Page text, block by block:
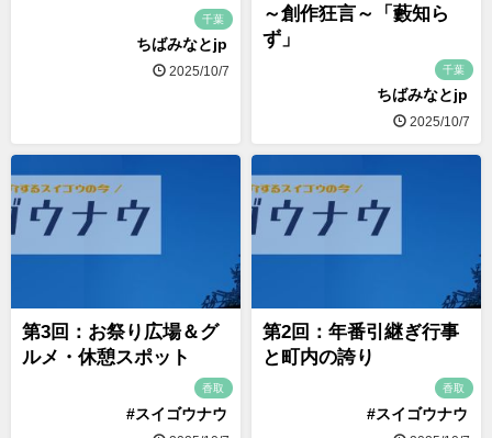
千葉
ちばみなとjp
2025/10/7
～創作狂言～「藪知ら
ず」
千葉
ちばみなとjp
2025/10/7
第3回：お祭り広場＆グ
ルメ・休憩スポット
香取
#スイゴウナウ
第2回：年番引継ぎ行事
と町内の誇り
香取
#スイゴウナウ